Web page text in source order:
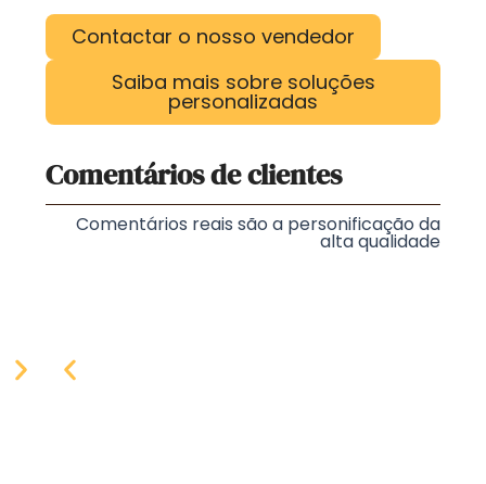
Contactar o nosso vendedor
Saiba mais sobre soluções
personalizadas
Comentários de clientes
Comentários reais são a personificação da
alta qualidade